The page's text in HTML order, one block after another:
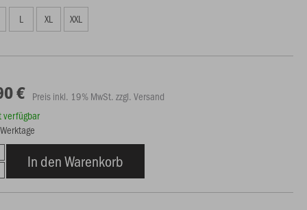
L XL XXL
€ Preis inkl. 19% MwSt. zzgl. Versand
verfügbar
In den Warenkorb